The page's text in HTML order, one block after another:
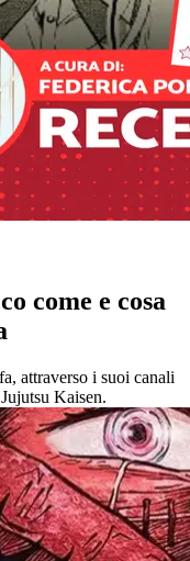
come e cosa
attraverso i suoi canali
Kaisen.